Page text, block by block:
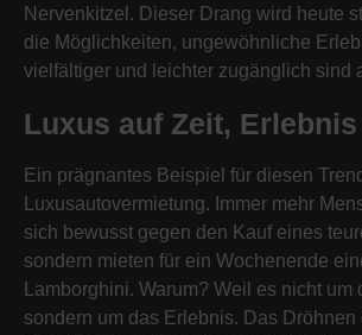
Nervenkitzel. Dieser Drang wird heute
die Möglichkeiten, ungewöhnliche
vielfältiger und leichter zugänglich sind
Luxus auf Zeit,
Ein prägnantes Beispiel für diesen
Luxusautovermietung. Immer mehr
sich bewusst gegen den Kauf eines
sondern mieten für ein Wochenende
Lamborghini. Warum? Weil es nicht um
sondern um das Erlebnis. Das Dröhnen